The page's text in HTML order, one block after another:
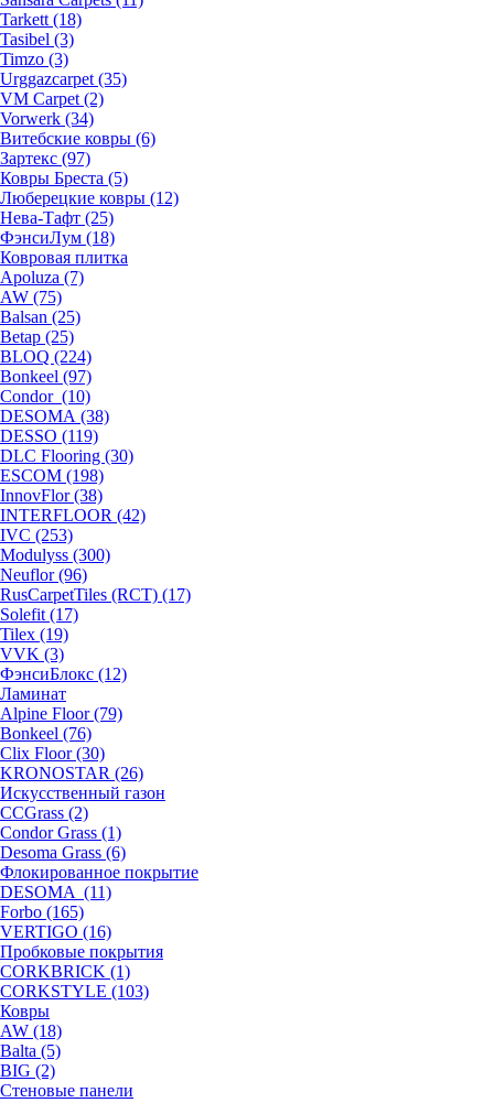
Tarkett (18)
Tasibel (3)
Timzo (3)
Urggazcarpet (35)
VM Carpet (2)
Vorwerk (34)
Витебские ковры (6)
Зартекс (97)
Ковры Бреста (5)
Люберецкие ковры (12)
Нева-Тафт (25)
ФэнсиЛум (18)
Ковровая плитка
Apoluza (7)
AW (75)
Balsan (25)
Betap (25)
BLOQ (224)
Bonkeel (97)
Condor (10)
DESOMA (38)
DESSO (119)
DLC Flooring (30)
ESCOM (198)
InnovFlor (38)
INTERFLOOR (42)
IVC (253)
Modulyss (300)
Neuflor (96)
RusCarpetTiles (RCT) (17)
Solefit (17)
Tilex (19)
VVK (3)
ФэнсиБлокс (12)
Ламинат
Alpine Floor (79)
Bonkeel (76)
Clix Floor (30)
KRONOSTAR (26)
Искусственный газон
CCGrass (2)
Condor Grass (1)
Desoma Grass (6)
Флокированное покрытие
DESOMA (11)
Forbo (165)
VERTIGO (16)
Пробковые покрытия
CORKBRICK (1)
CORKSTYLE (103)
Ковры
AW (18)
Balta (5)
BIG (2)
Стеновые панели